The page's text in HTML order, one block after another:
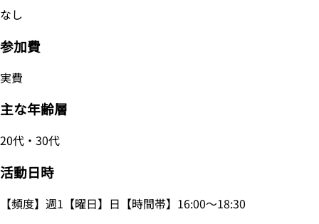
なし
参加費
実費
主な年齢層
20代・30代
活動日時
【頻度】週1【曜日】日【時間帯】16:00～18:30